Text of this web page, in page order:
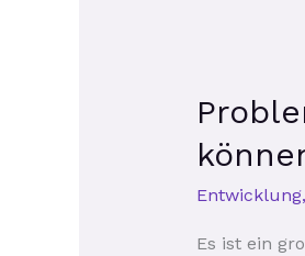
Entwicklung,
Es ist ein
die
während
einer